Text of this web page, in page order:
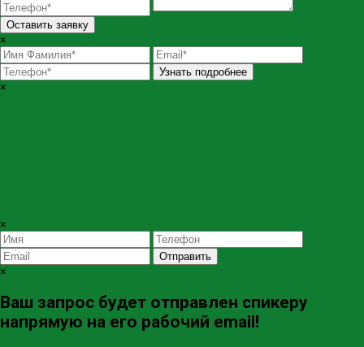
Оставить заявку
×
Узнать подробнее
×
×
Отправить
×
Ваш запрос будет отправлен спикеру
напрямую на его рабочий email!